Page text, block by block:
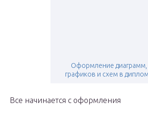
Оформление диаграмм,
графиков и схем в
Все начинается с оформления